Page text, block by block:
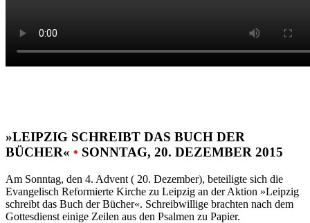
»LEIPZIG SCHREIBT DAS BUCH DER
BÜCHER« • SONNTAG, 20. DEZEMBER 2015
Am Sonntag, den 4. Advent ( 20. Dezember), beteiligte sich die
Evangelisch Reformierte Kirche zu Leipzig an der Aktion »Leipzig
schreibt das Buch der Bücher«. Schreibwillige brachten nach dem
Gottesdienst einige Zeilen aus den Psalmen zu Papier.